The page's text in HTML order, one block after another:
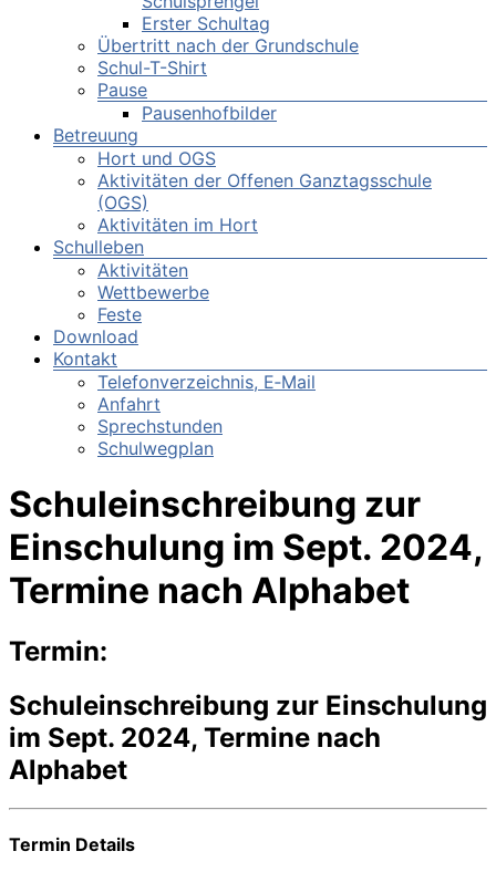
Erster Schultag
Übertritt nach der Grundschule
Schul-T-Shirt
Pause
Pausenhofbilder
Betreuung
Hort und OGS
Aktivitäten der Offenen Ganztagsschule
(OGS)
Aktivitäten im Hort
Schulleben
Aktivitäten
Wettbewerbe
Feste
Download
Kontakt
Telefonverzeichnis, E‑Mail
Anfahrt
Sprechstunden
Schulwegplan
Schuleinschreibung zur
Einschulung im Sept. 2024,
Termine nach Alphabet
Termin:
Schuleinschreibung zur Einschulung
im Sept. 2024, Termine nach
Alphabet
Termin Details